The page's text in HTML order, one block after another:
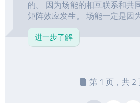
的。 因为场能的相互联系和共
矩阵效应发生。 场能一定是因
进一步了解
第 1 页，共 2